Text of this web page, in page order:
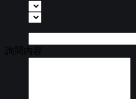
詢問內容